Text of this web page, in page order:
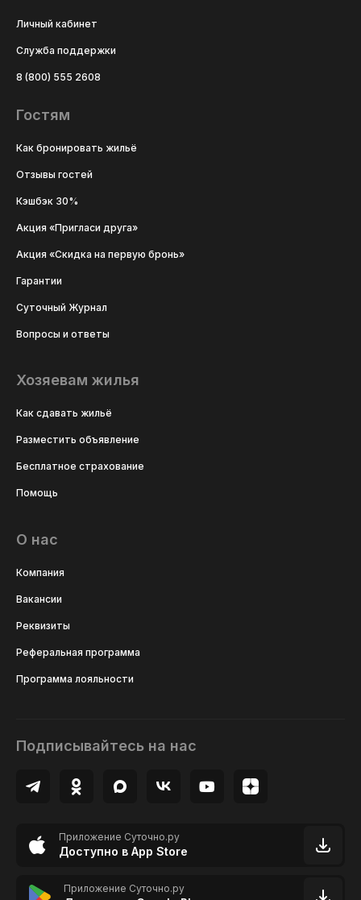
Личный кабинет
Служба поддержки
8 (800) 555 2608
Гостям
Как бронировать жильё
Отзывы гостей
Кэшбэк 30%
Акция «Пригласи друга»
Акция «Скидка на первую бронь»
Гарантии
Суточный Журнал
Вопросы и ответы
Хозяевам жилья
Как сдавать жильё
Разместить объявление
Бесплатное страхование
Помощь
О нас
Компания
Вакансии
Реквизиты
Реферальная программа
Программа лояльности
Подписывайтесь на нас
Приложение Суточно.ру
Доступно в App Store
Приложение Суточно.ру